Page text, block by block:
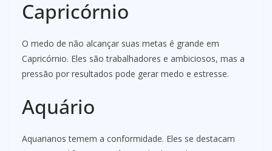
Capricórnio
O medo de não alcançar suas metas é grande em
Capricórnio. Eles são trabalhadores e ambiciosos, mas a
pressão por resultados pode gerar medo e estresse.
Aquário
Aquarianos temem a conformidade. Eles se destacam